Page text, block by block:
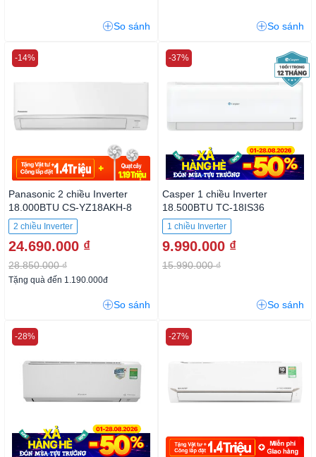
So sánh So sánh
Panasonic 2 chiều Inverter
18.000BTU CS-YZ18AKH-8
2 chiều Inverter
24.690.000 ₫
28.850.000 ₫
-14%
Tặng quà đến 1.190.000đ
So sánh
Casper 1 chiều Inverter
18.500BTU TC-18IS36
1 chiều Inverter
9.990.000 ₫
15.990.000 ₫
-37%
So sánh
-28% -27%